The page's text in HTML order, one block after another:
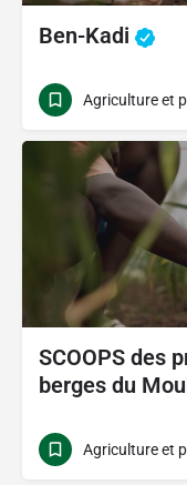
Ben-Kadi
Agriculture et
SCOOPS des
berges du
Agriculture et